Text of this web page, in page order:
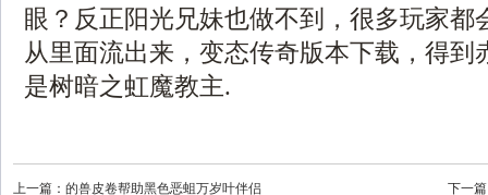
眼？反正阳光兄妹也做不到，很多玩家都
从里面流出来，变态传奇版本下载，得到
是树暗之虹魔教主.
上一篇： 的兽皮卷帮助黑色恶蛆万岁叶伴侣 下一